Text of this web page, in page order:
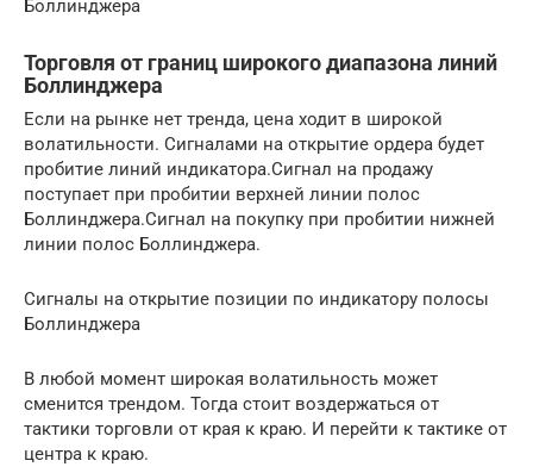
Боллинджера
Торговля от границ широкого диапазона линий
Боллинджера
Если на рынке нет тренда, цена ходит в широкой
волатильности. Сигналами на открытие ордера будет
пробитие линий индикатора.Сигнал на продажу
поступает при пробитии верхней линии полос
Боллинджера.Сигнал на покупку при пробитии нижней
линии полос Боллинджера.
Сигналы на открытие позиции по индикатору полосы
Боллинджера
В любой момент широкая волатильность может
сменится трендом. Тогда стоит воздержаться от
тактики торговли от края к краю. И перейти к тактике от
центра к краю.